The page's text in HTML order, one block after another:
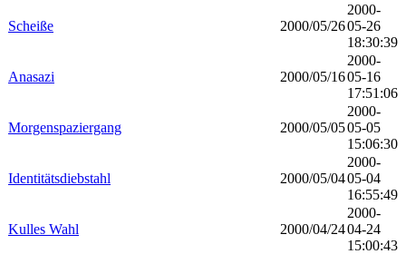
Scheiße 2000/05/26
2000-
05-26
18:30:39
Anasazi 2000/05/16
2000-
05-16
17:51:06
Morgenspaziergang 2000/05/05
2000-
05-05
15:06:30
Identitätsdiebstahl 2000/05/04
2000-
05-04
16:55:49
Kulles Wahl 2000/04/24
2000-
04-24
15:00:43